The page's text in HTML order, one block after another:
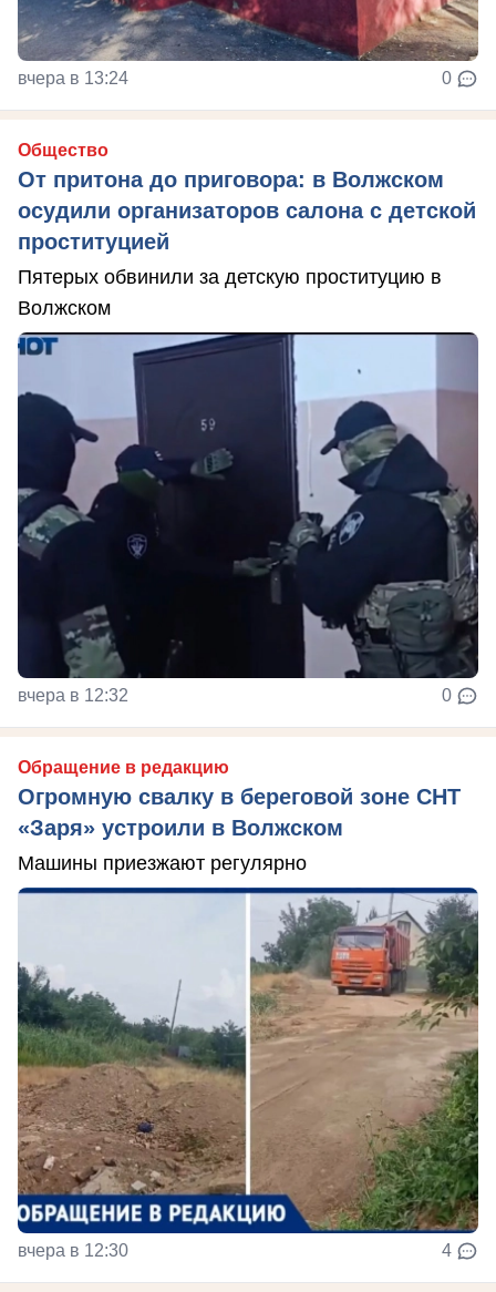
вчера в 13:24 0
Общество
От притона до приговора: в Волжском
осудили организаторов салона с детской
проституцией
Пятерых обвинили за детскую проституцию в
Волжском
вчера в 12:32 0
Обращение в редакцию
Огромную свалку в береговой зоне СНТ
«Заря» устроили в Волжском
Машины приезжают регулярно
вчера в 12:30 4